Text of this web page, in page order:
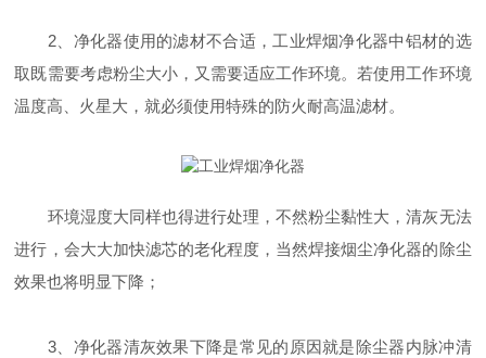
2、净化器使用的滤材不合适，工业焊烟净化器中铝材的选
取既需要考虑粉尘大小，又需要适应工作环境。若使用工作环境
温度高、火星大，就必须使用特殊的防火耐高温滤材。
环境湿度大同样也得进行处理，不然粉尘黏性大，清灰无法
进行，会大大加快滤芯的老化程度，当然焊接烟尘净化器的除尘
效果也将明显下降；
3、净化器清灰效果下降是常见的原因就是除尘器内脉冲清